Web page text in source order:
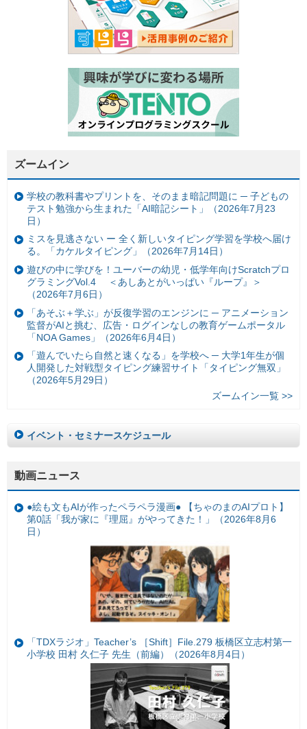
ズームイン
学校の教科書やプリントを、そのまま暗記問題に ─ 子どもの
テスト勉強から生まれた「AI暗記シート」（2026年7月23
日）
ミスを見逃さない ー 全く新しいタイピング学習を学校へ届け
る。「カケルタイピング」（2026年7月14日）
遊びの中に学びを！ユーバーの幼児・低学年向けScratchプロ
グラミングVol.4 ＜あしあとがいっぱい『ループ』＞
（2026年7月6日）
「あそぶ＋学ぶ」が反復学習のエンジンに ─ アニメーション
監督がAIと挑む、広告・ログインなしの教育ゲームポータル
「NOA Games」（2026年6月4日）
「遊んでいたら自然と速くなる」を学校へ ─ 大学1年生が個
人開発した対戦型タイピング練習サイト「タイピング無双」
（2026年5月29日）
ズームイン一覧 >>
イベント・セミナースケジュール
動画ニュース
●絵も文もAIが作ったペラペラ漫画● 【ちゃのまのAIプロト】
第0話「我が家に『理屈』がやってきた！」（2026年8月6
日）
「TDXラジオ」Teacher’s ［Shift］File.279 板橋区立志村第一
小学校 田村 久仁子 先生（前編）（2026年8月4日）